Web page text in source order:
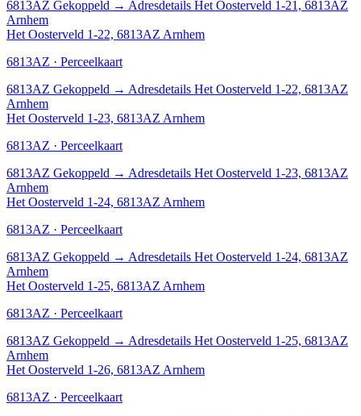
6813AZ Gekoppeld → Adresdetails Het Oosterveld 1-21, 6813AZ
Arnhem
Het Oosterveld 1-22, 6813AZ Arnhem
6813AZ · Perceelkaart
6813AZ Gekoppeld → Adresdetails Het Oosterveld 1-22, 6813AZ
Arnhem
Het Oosterveld 1-23, 6813AZ Arnhem
6813AZ · Perceelkaart
6813AZ Gekoppeld → Adresdetails Het Oosterveld 1-23, 6813AZ
Arnhem
Het Oosterveld 1-24, 6813AZ Arnhem
6813AZ · Perceelkaart
6813AZ Gekoppeld → Adresdetails Het Oosterveld 1-24, 6813AZ
Arnhem
Het Oosterveld 1-25, 6813AZ Arnhem
6813AZ · Perceelkaart
6813AZ Gekoppeld → Adresdetails Het Oosterveld 1-25, 6813AZ
Arnhem
Het Oosterveld 1-26, 6813AZ Arnhem
6813AZ · Perceelkaart